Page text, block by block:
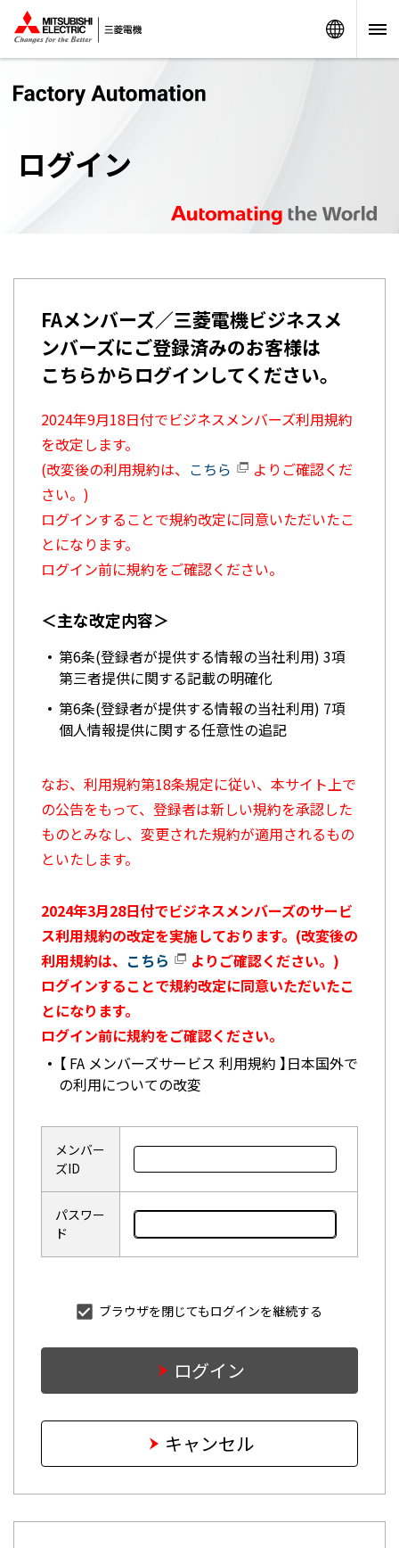
ログイン
FAメンバーズ／三菱電機ビジネスメ
ンバーズにご登録済みのお客様は
こちらからログインしてください。
2024年9月18日付でビジネスメンバーズ利用規約
を改定します。
(改変後の利用規約は、 こちら
よりご確認くだ
さい。)
ログインすることで規約改定に同意いただいたこ
とになります。
ログイン前に規約をご確認ください。
＜主な改定内容＞
第6条(登録者が提供する情報の当社利用) 3項
第三者提供に関する記載の明確化
第6条(登録者が提供する情報の当社利用) 7項
個人情報提供に関する任意性の追記
なお、利用規約第18条規定に従い、本サイト上で
の公告をもって、登録者は新しい規約を承認した
ものとみなし、変更された規約が適用されるもの
といたします。
2024年3月28日付でビジネスメンバーズのサービ
ス利用規約の改定を実施しております。(改変後の
利用規約は、 こちら
よりご確認ください。)
ログインすることで規約改定に同意いただいたこ
とになります。
ログイン前に規約をご確認ください。
【 FA メンバーズサービス 利用規約 】日本国外で
の利用についての改変
メンバー
ズID
パスワー
ド
ブラウザを閉じてもログインを継続する
ログイン
キャンセル